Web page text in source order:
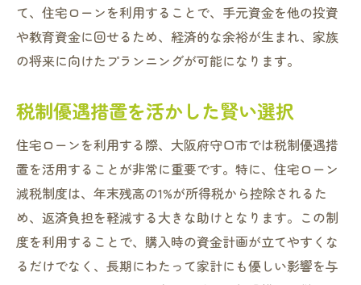
て、住宅ローンを利用することで、手元資金を他の投資
や教育資金に回せるため、経済的な余裕が生まれ、家族
の将来に向けたプランニングが可能になります。
税制優遇措置を活かした賢い選択
住宅ローンを利用する際、大阪府守口市では税制優遇措
置を活用することが非常に重要です。特に、住宅ローン
減税制度は、年末残高の1%が所得税から控除されるた
め、返済負担を軽減する大きな助けとなります。この制
度を利用することで、購入時の資金計画が立てやすくな
るだけでなく、長期にわたって家計にも優しい影響を与